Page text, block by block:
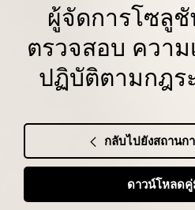
ผู้จัดการโซลู
ตรวจสอบ ความ
ปฏิบัติตามกฎร
กลับไปยังสถานก
ดาวน์โหลด